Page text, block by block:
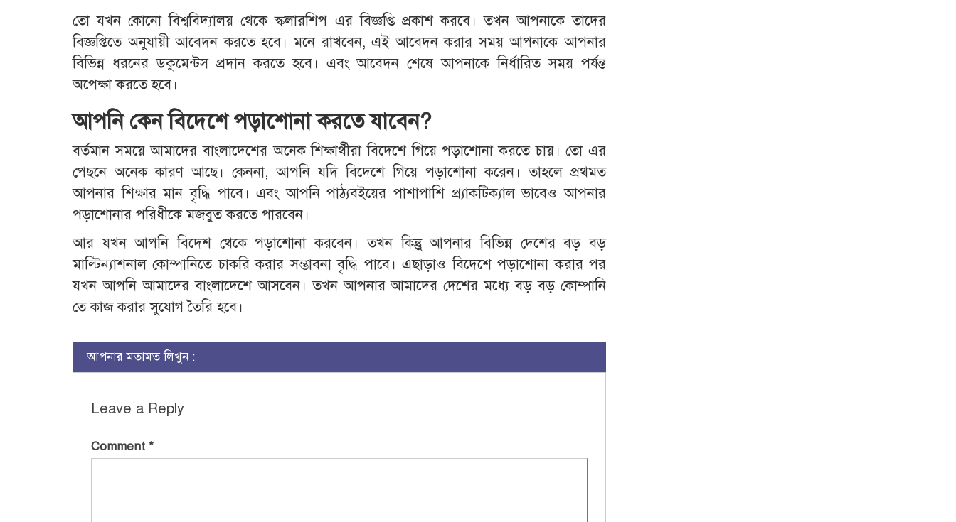
তো যখন কোনো বিশ্ববিদ্যালয় থেকে স্কলারশিপ এর বিজ্ঞপ্তি প্রকাশ করবে। তখন আপনাকে তাদের
বিজ্ঞপ্তিতে অনুযায়ী আবেদন করতে হবে। মনে রাখবেন, এই আবেদন করার সময় আপনাকে আপনার
বিভিন্ন ধরনের ডকুমেন্টস প্রদান করতে হবে। এবং আবেদন শেষে আপনাকে নির্ধারিত সময় পর্যন্ত
অপেক্ষা করতে হবে।
আপনি কেন বিদেশে পড়াশোনা করতে যাবেন?
বর্তমান সময়ে আমাদের বাংলাদেশের অনেক শিক্ষার্থীরা বিদেশে গিয়ে পড়াশোনা করতে চায়। তো এর
পেছনে অনেক কারণ আছে। কেননা, আপনি যদি বিদেশে গিয়ে পড়াশোনা করেন। তাহলে প্রথমত
আপনার শিক্ষার মান বৃদ্ধি পাবে। এবং আপনি পাঠ্যবইয়ের পাশাপাশি প্র্যাকটিক্যাল ভাবেও আপনার
পড়াশোনার পরিধীকে মজবুত করতে পারবেন।
আর যখন আপনি বিদেশ থেকে পড়াশোনা করবেন। তখন কিন্তুু আপনার বিভিন্ন দেশের বড় বড়
মাল্টিন্যাশনাল কোম্পানিতে চাকরি করার সম্ভাবনা বৃদ্ধি পাবে। এছাড়াও বিদেশে পড়াশোনা করার পর
যখন আপনি আমাদের বাংলাদেশে আসবেন। তখন আপনার আমাদের দেশের মধ্যে বড় বড় কোম্পানি
তে কাজ করার সুযোগ তৈরি হবে।
আপনার মতামত লিখুন :
Leave a Reply
Comment *